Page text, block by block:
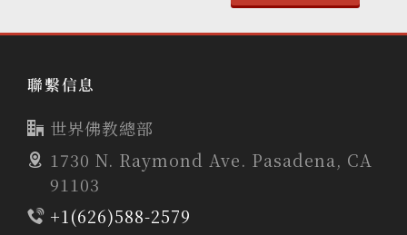
聯繫信息
世界佛教總部
1730 N. Raymond Ave. Pasadena, CA
91103
+1(626)588-2579